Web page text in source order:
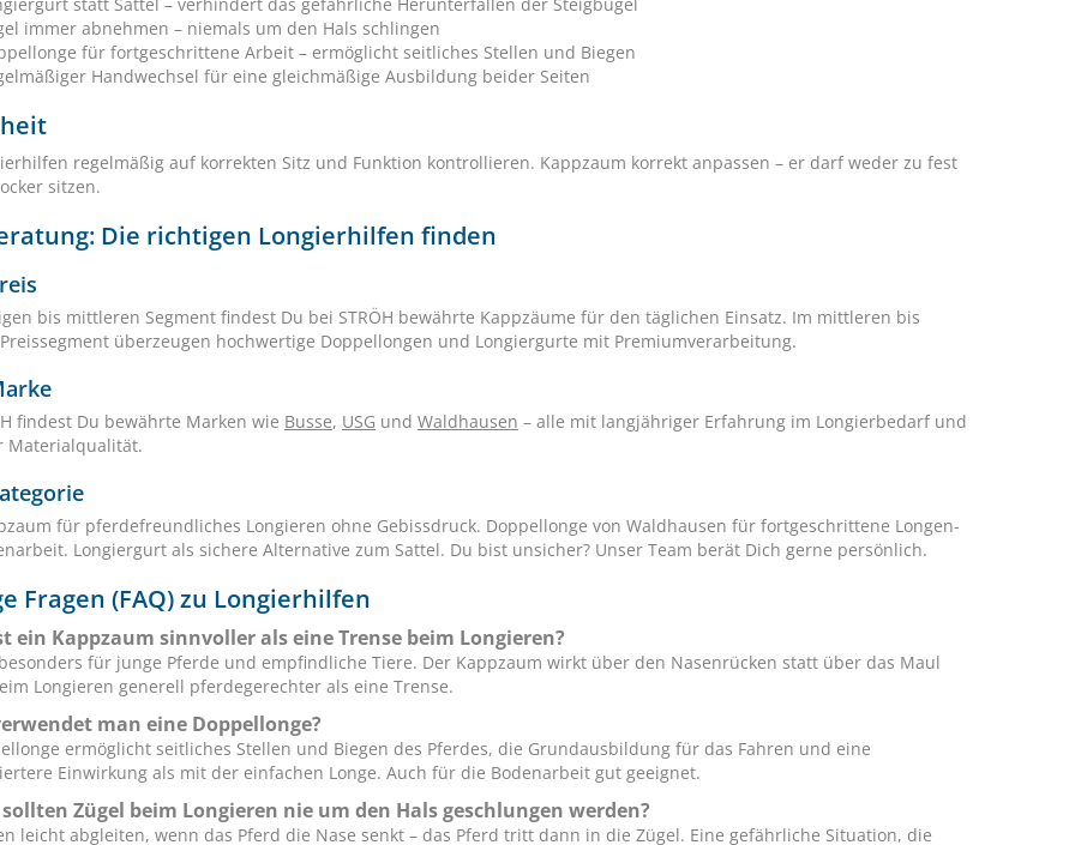
immer abnehmen – niemals um den Hals schlingen
für fortgeschrittene Arbeit – ermöglicht seitliches Stellen und Biegen
Handwechsel für eine gleichmäßige Ausbildung beider Seiten
regelmäßig auf korrekten Sitz und Funktion kontrollieren. Kappzaum korrekt anpassen – er darf weder zu fest
sitzen.
Die richtigen Longierhilfen finden
bis mittleren Segment findest Du bei STRÖH bewährte Kappzäume für den täglichen Einsatz. Im mittleren bis
überzeugen hochwertige Doppellongen und Longiergurte mit Premiumverarbeitung.
findest Du bewährte Marken wie Busse, USG und Waldhausen – alle mit langjähriger Erfahrung im Longierbedarf und
Materialqualität.
für pferdefreundliches Longieren ohne Gebissdruck. Doppellonge von Waldhausen für fortgeschrittene Longen-
Longiergurt als sichere Alternative zum Sattel. Du bist unsicher? Unser Team berät Dich gerne persönlich.
Fragen (FAQ) zu Longierhilfen
ein Kappzaum sinnvoller als eine Trense beim Longieren?
für junge Pferde und empfindliche Tiere. Der Kappzaum wirkt über den Nasenrücken statt über das Maul
Longieren generell pferdegerechter als eine Trense.
man eine Doppellonge?
ermöglicht seitliches Stellen und Biegen des Pferdes, die Grundausbildung für das Fahren und eine
Einwirkung als mit der einfachen Longe. Auch für die Bodenarbeit gut geeignet.
Zügel beim Longieren nie um den Hals geschlungen werden?
leicht abgleiten, wenn das Pferd die Nase senkt – das Pferd tritt dann in die Zügel. Eine gefährliche Situation, die